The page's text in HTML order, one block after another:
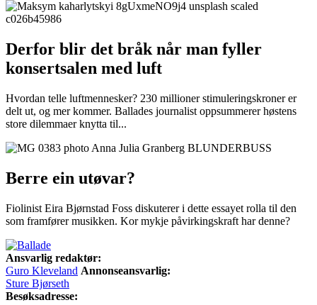
Derfor blir det bråk når man fyller
konsertsalen med luft
Hvordan telle luftmennesker? 230 millioner stimuleringskroner er
delt ut, og mer kommer. Ballades journalist oppsummerer høstens
store dilemmaer knytta til...
Berre ein utøvar?
Fiolinist Eira Bjørnstad Foss diskuterer i dette essayet rolla til den
som framfører musikken. Kor mykje påvirkingskraft har denne?
Ansvarlig redaktør:
Guro Kleveland Annonseansvarlig:
Sture Bjørseth
Besøksadresse: